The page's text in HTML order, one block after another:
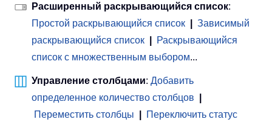
Расширенный раскрывающийся список:
Простой раскрывающийся список
Зависимый
раскрывающийся список
Раскрывающийся
список с множественным выбором...
Управление столбцами: Добавить
определенное количество столбцов
Переместить столбцы
Переключить статус